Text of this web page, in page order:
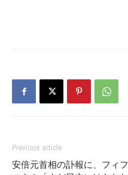
Previous article
安倍元首相の訃報に、フィフ